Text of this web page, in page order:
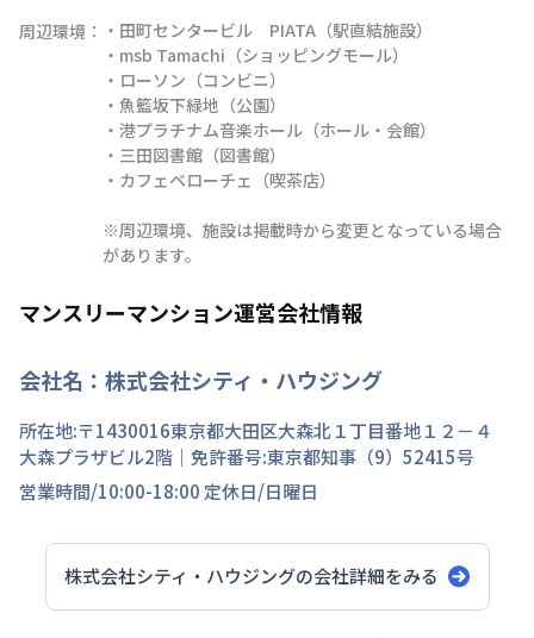
周辺環境： ・田町センタービル　PIATA（駅直結施設）
・msb Tamachi（ショッピングモール）
・ローソン（コンビニ）
・魚籃坂下緑地（公園）
・港プラチナム音楽ホール（ホール・会館）
・三田図書館（図書館）
・カフェベローチェ（喫茶店）
※周辺環境、施設は掲載時から変更となっている場合
があります。
マンスリーマンション運営会社情報
会社名： 株式会社シティ・ハウジング
所在地:〒1430016東京都大田区大森北１丁目番地１２－４
大森プラザビル2階 ｜免許番号:東京都知事（9）52415号
営業時間/10:00-18:00 定休日/日曜日
株式会社シティ・ハウジングの会社詳細をみる